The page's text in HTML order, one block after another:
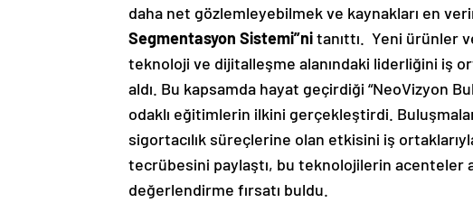
daha net gözlemleyebilmek ve kaynakları en
Segmentasyon Sistemi”nitanıttı. Yeni ürünler
teknoloji ve dijitalleşme alanındaki liderliğini iş
aldı. Bu kapsamda hayat geçirdiği “NeoVizyon
odaklı eğitimlerin ilkini gerçekleştirdi.
sigortacılık süreçlerine olan etkisini iş
tecrübesini paylaştı, bu teknolojilerin acenteler
değerlendirme fırsatı buldu.